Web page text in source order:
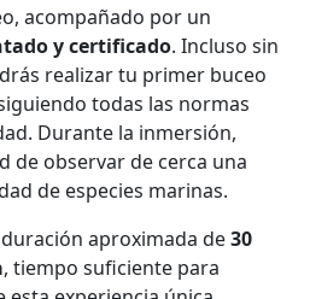
acompañado por un
y certificado. Incluso sin
realizar tu primer buceo
todas las normas
Durante la inmersión,
de observar de cerca una
de especies marinas.
aproximada de30
, tiempo suficiente para